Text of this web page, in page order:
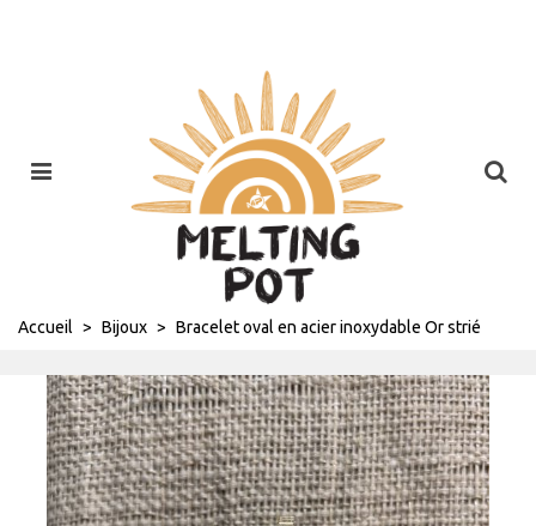
Accueil > Bijoux > Bracelet oval en acier inoxydable Or strié